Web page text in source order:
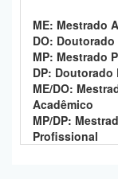
ME: Mestrado
DO:
MP: Mestrado
DP:
ME/DO:
Acadêmico
MP/DP:
Profissional